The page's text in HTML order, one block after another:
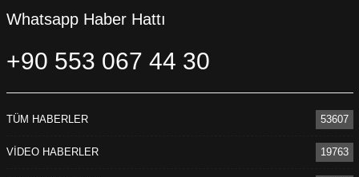
Whatsapp Haber Hattı
+90 553 067 44 30
TÜM HABERLER 53607
VİDEO HABERLER 19763